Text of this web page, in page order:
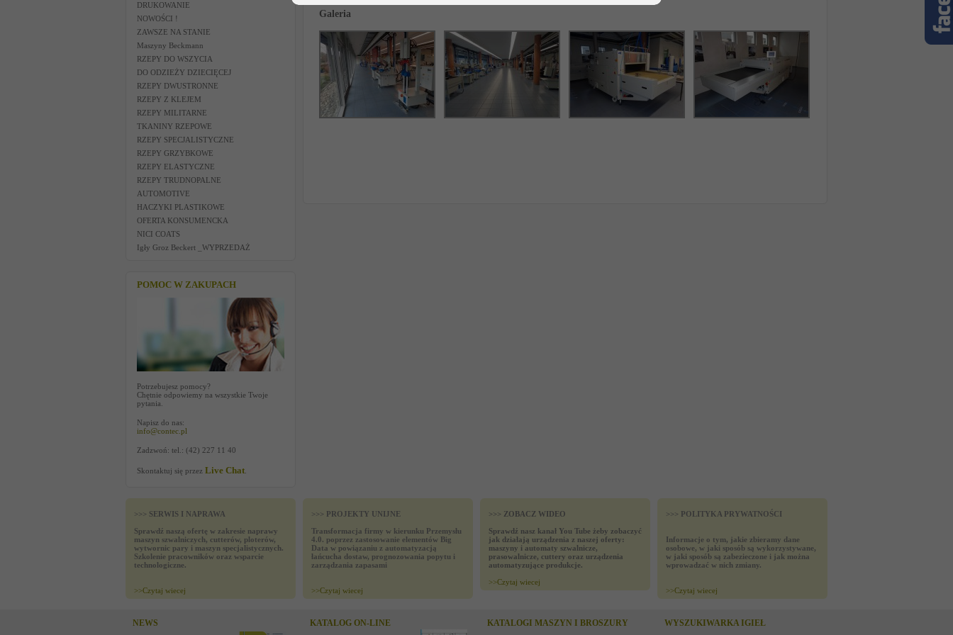
DRUKOWANIE
NOWOŚCI !
ZAWSZE NA STANIE
Maszyny Beckmann
RZEPY DO WSZYCIA
DO ODZIEŻY DZIECIĘCEJ
RZEPY DWUSTRONNE
RZEPY Z KLEJEM
RZEPY MILITARNE
TKANINY RZEPOWE
RZEPY SPECJALISTYCZNE
RZEPY GRZYBKOWE
RZEPY ELASTYCZNE
RZEPY TRUDNOPALNE
AUTOMOTIVE
HACZYKI PLASTIKOWE
OFERTA KONSUMENCKA
NICI COATS
Igły Groz Beckert _WYPRZEDAŻ
POMOC W ZAKUPACH
Potrzebujesz pomocy?
Chętnie odpowiemy na wszystkie Twoje
pytania.
Napisz do nas:
info@contec.pl
Zadzwoń: tel.: (42) 227 11 40
Skontaktuj się przez Live Chat
Galeria
>>> SERWIS I NAPRAWA
Sprawdź naszą ofertę w zakresie naprawy
maszyn szwalniczych, cutterów, ploterów,
wytwornic pary i maszyn specjalistycznych.
Szkolenie pracowników oraz wsparcie
technologiczne.
>>Czytaj wiecej
>>> PROJEKTY UNIJNE
Transformacja firmy w kierunku Przemysłu
4.0. poprzez zastosowanie elementów Big
Data w powiązaniu z automatyzacją
łańcucha dostaw, prognozowania popytu i
zarządzania zapasami
>>Czytaj wiecej
>>> ZOBACZ WIDEO
Sprawdź nasz kanał You Tube żeby zobaczyć
jak działają urządzenia z naszej oferty:
maszyny i automaty szwalnicze,
prasowalnicze, cuttery oraz urządzenia
automatyzujące produkcje.
>>Czytaj wiecej
>>> POLITYKA PRYWATNOŚCI
Informacje o tym, jakie zbieramy dane
osobowe, w jaki sposób są wykorzystywane,
w jaki sposób są zabezieczone i jak można
wprowadzać w nich zmiany.
>>Czytaj wiecej
NEWS KATALOG ON-LINE KATALOGI MASZYN I BROSZURY WYSZUKIWARKA IGIEŁ